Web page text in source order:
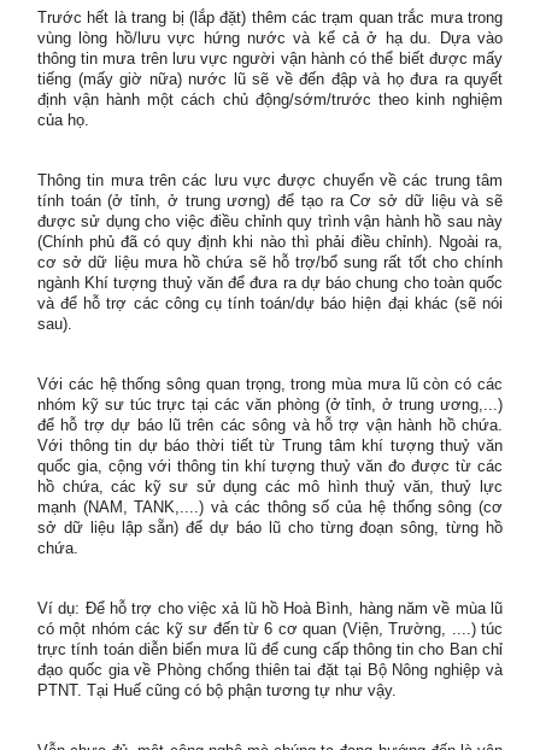
Trước hết là trang bị (lắp đặt) thêm các trạm quan trắc mưa trong
vùng lòng hồ/lưu vực hứng nước và kể cả ở hạ du. Dựa vào
thông tin mưa trên lưu vực người vận hành có thể biết được mấy
tiếng (mấy giờ nữa) nước lũ sẽ về đến đập và họ đưa ra quyết
định vận hành một cách chủ động/sớm/trước theo kinh nghiệm
của họ.
Thông tin mưa trên các lưu vực được chuyển về các trung tâm
tính toán (ở tỉnh, ở trung ương) để tạo ra Cơ sở dữ liệu và sẽ
được sử dụng cho việc điều chỉnh quy trình vận hành hồ sau này
(Chính phủ đã có quy định khi nào thì phải điều chỉnh). Ngoài ra,
cơ sở dữ liệu mưa hồ chứa sẽ hỗ trợ/bổ sung rất tốt cho chính
ngành Khí tượng thuỷ văn để đưa ra dự báo chung cho toàn quốc
và để hỗ trợ các công cụ tính toán/dự báo hiện đại khác (sẽ nói
sau).
Với các hệ thống sông quan trọng, trong mùa mưa lũ còn có các
nhóm kỹ sư túc trực tại các văn phòng (ở tỉnh, ở trung ương,...)
để hỗ trợ dự báo lũ trên các sông và hỗ trợ vận hành hồ chứa.
Với thông tin dự báo thời tiết từ Trung tâm khí tượng thuỷ văn
quốc gia, cộng với thông tin khí tượng thuỷ văn đo được từ các
hồ chứa, các kỹ sư sử dụng các mô hình thuỷ văn, thuỷ lực
mạnh (NAM, TANK,....) và các thông số của hệ thống sông (cơ
sở dữ liệu lập sẵn) để dự báo lũ cho từng đoạn sông, từng hồ
chứa.
Ví dụ: Để hỗ trợ cho việc xả lũ hồ Hoà Bình, hàng năm về mùa lũ
có một nhóm các kỹ sư đến từ 6 cơ quan (Viện, Trường, ....) túc
trực tính toán diễn biến mưa lũ để cung cấp thông tin cho Ban chỉ
đạo quốc gia về Phòng chống thiên tai đặt tại Bộ Nông nghiệp và
PTNT. Tại Huế cũng có bộ phận tương tự như vậy.